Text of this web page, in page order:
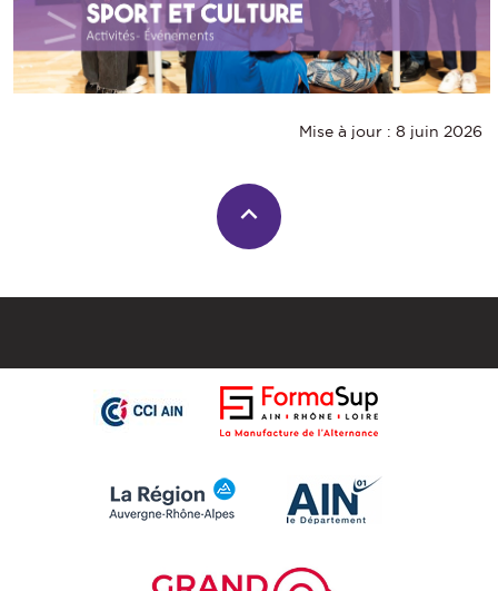
Mise à jour : 8 juin 2026